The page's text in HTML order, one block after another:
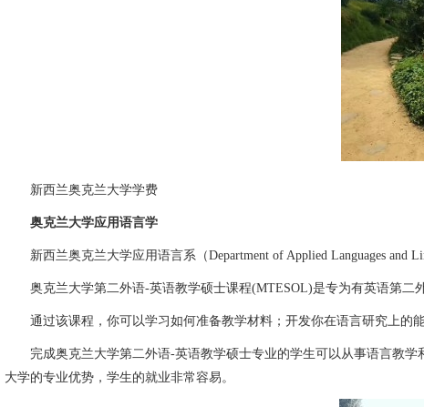
新西兰奥克兰大学学费
奥克兰大学应用语言学
新西兰奥克兰大学应用语言系（Department of Applied Languages and
奥克兰大学第二外语-英语教学硕士课程(MTESOL)是专为有英语第二
通过该课程，你可以学习如何准备教学材料；开发你在语言研究上的能
完成奥克兰大学第二外语-英语教学硕士专业的学生可以从事语言教学
大学的专业优势，学生的就业非常容易。